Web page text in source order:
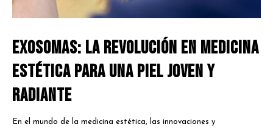
Exosomas: La Revolución en Medicina
Estética para una Piel Joven y
Radiante
En el mundo de la medicina estética, las innovaciones y